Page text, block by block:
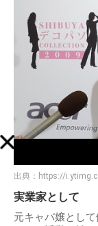
出典： https://
実業家として
元キャバ嬢とし